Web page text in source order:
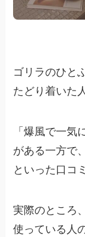
ゴリラのひと
たどり着いた
「爆風で一気
がある一方で
といった口コ
実際のところ
使っている人